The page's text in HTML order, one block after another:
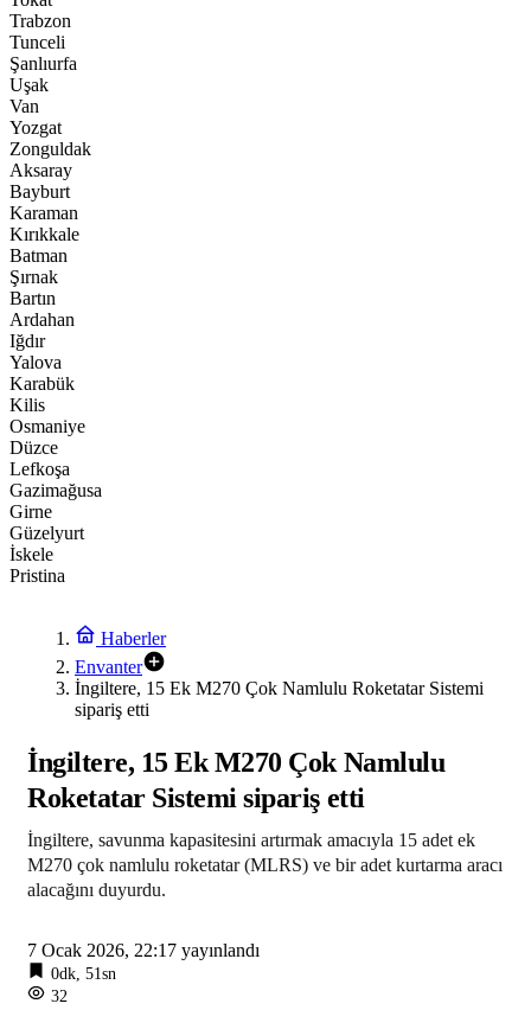
Trabzon
Tunceli
Şanlıurfa
Uşak
Van
Yozgat
Zonguldak
Aksaray
Bayburt
Karaman
Kırıkkale
Batman
Şırnak
Bartın
Ardahan
Iğdır
Yalova
Karabük
Kilis
Osmaniye
Düzce
Lefkoşa
Gazimağusa
Girne
Güzelyurt
İskele
Pristina
Haberler
Envanter
İngiltere, 15 Ek M270 Çok Namlulu Roketatar Sistemi
sipariş etti
İngiltere, 15 Ek M270 Çok Namlulu
Roketatar Sistemi sipariş etti
İngiltere, savunma kapasitesini artırmak amacıyla 15 adet ek
M270 çok namlulu roketatar (MLRS) ve bir adet kurtarma aracı
alacağını duyurdu.
7 Ocak 2026, 22:17 yayınlandı
0dk, 51sn
32